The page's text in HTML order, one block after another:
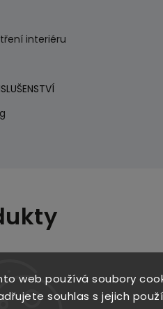
web používá soubory
souhlas s jejich
interiéru